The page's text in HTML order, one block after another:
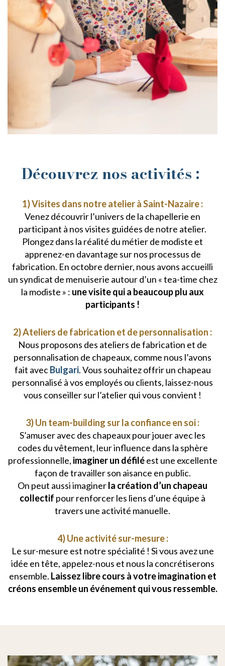
Découvrez nos activités :
1) Visites dans notre atelier à Saint-Nazaire :
Venez découvrir l’univers de la chapellerie en
participant à nos visites guidées de notre atelier.
Plongez dans la réalité du métier de modiste et
apprenez-en davantage sur nos processus de
fabrication. En octobre dernier, nous avons accueilli
un syndicat de menuiserie autour d’un « tea-time chez
la modiste » : une visite qui a beaucoup plu aux
participants !
2) Ateliers de fabrication et de personnalisation :
Nous proposons des ateliers de fabrication et de
personnalisation de chapeaux, comme nous l’avons
fait avecBulgari. Vous souhaitez offrir un chapeau
personnalisé à vos employés ou clients, laissez-nous
vous conseiller sur l’atelier qui vous convient !
3) Un team-building sur la confiance en soi :
S’amuser avec des chapeaux pour jouer avec les
codes du vêtement, leur influence dans la sphère
professionnelle, imaginer un défiléest une excellente
façon de travailler son aisance en public.
On peut aussi imaginerla création d’un chapeau
collectif pour renforcer les liens d’une équipe à
travers une activité manuelle.
4) Une activité sur-mesure :
Le sur-mesure est notre spécialité ! Si vous avez une
idée en tête, appelez-nous et nous la concrétiserons
ensemble. Laissez libre cours à votre imagination et
créons ensemble un événement qui vous ressemble.